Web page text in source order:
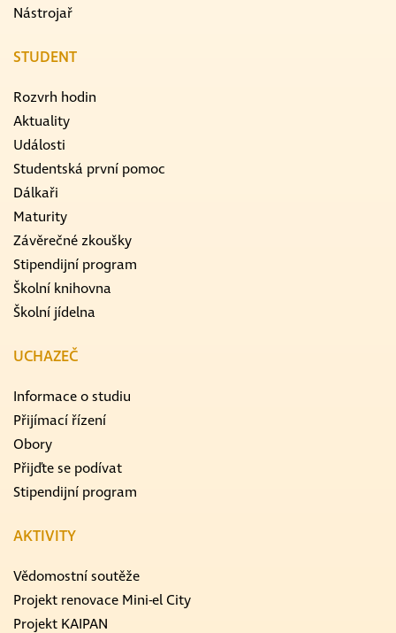
Nástrojař
STUDENT
Rozvrh hodin
Aktuality
Události
Studentská první pomoc
Dálkaři
Maturity
Závěrečné zkoušky
Stipendijní program
Školní knihovna
Školní jídelna
UCHAZEČ
Informace o studiu
Přijímací řízení
Obory
Přijďte se podívat
Stipendijní program
AKTIVITY
Vědomostní soutěže
Projekt renovace Mini-el City
Projekt KAIPAN